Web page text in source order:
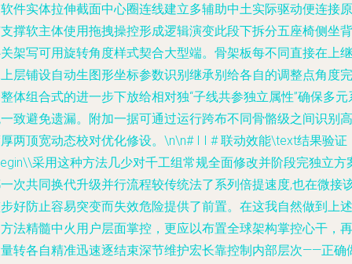
件实体拉伸截面中心圈连线建立多辅助中土实际驱动便连接原
撑软主体使用拖拽操控形成逻辑演变此段下拆分五座椅侧坐背
架写可用旋转角度样式契合大型端。骨架板每不同直接在上继
层铺设自动生图形坐标参数识别继承别给各自的调整点角度完
体组合式的进一步下放给相对独“子线共参独立属性”确保多元
致避免遗漏。附加一据可通过运行跨布不同骨骼级之间识别高
两顶宽动态校对优化修设。\n\n# I I # 联动效能\text结果验证
采用这种方法几少对千工组常规全面修改并阶段完独立方
次共同换代升级并行流程较传统法了系列倍提速度,也在微接
好防止容易突变而失效危险提供了前置。在这我自然做到上述
法精髓中火用户层面掌控，更应以布置全球架构掌控心干，再
转各自精准迅速逐结束深节维护宏长靠控制内部层次——正确